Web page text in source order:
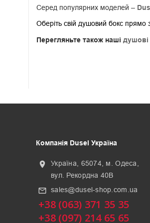
Серед популярних моделей –
Оберіть свій душовий бокс прямо
Перегляньте також наші душові
Компанія Dusel Україна
location_on
Україна, 65074, м. Одеса,
вул. Рекордна 40В
mail_outline sales@dusel-shop.com.ua
+38 (063) 371 35 35
+38 (097) 214 65 65